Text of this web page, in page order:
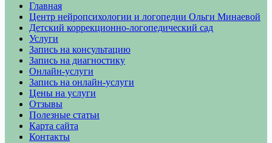
Главная
Центр нейропсихологии и логопедии Ольги Минаевой
Детский коррекционно-логопедический сад
Услуги
Запись на консультацию
Запись на диагностику
Онлайн-услуги
Запись на онлайн-услуги
Цены на услуги
Отзывы
Полезные статьи
Карта сайта
Контакты